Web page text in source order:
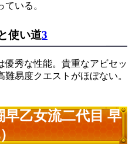
いる。
使い道3
優秀な性能。貴重なアビセッ
難易度クエストがほぼない。
乙女流二代目 早